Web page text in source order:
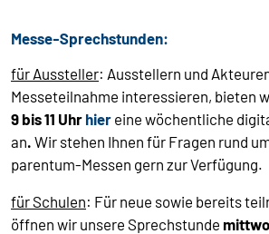
Messe-Sprechstunden:
für Aussteller: Ausstellern und
Messeteilnahme interessieren, bieten
9 bis 11 Uhr hier eine wöchentliche
an. Wir stehen Ihnen für Fragen rund
parentum-Messen gern zur Verfügung.
für Schulen: Für neue sowie bereits
öffnen wir unsere Sprechstunde